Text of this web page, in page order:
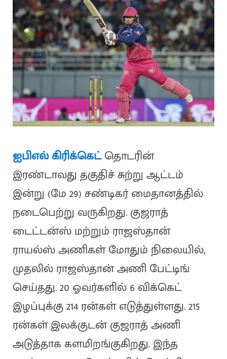
ஐபிஎல்கிரிக்கெட்தொடரின்
இரண்டாவது தகுதிச் சுற்று ஆட்டம்
இன்று (மே 29) சண்டிகர் மைதானத்தில்
நடைபெற்று வருகிறது. குஜராத்
டைட்டன்ஸ் மற்றும் ராஜஸ்தான்
ராயல்ஸ் அணிகள் மோதும் நிலையில்,
முதலில் ராஜஸ்தான் அணி பேட்டிங்
செய்தது. 20 ஓவர்களில் 6 விக்கெட்
இழப்புக்கு 214 ரன்கள் எடுத்துள்ளது. 215
ரன்கள் இலக்குடன் குஜராத் அணி
அடுத்தாக களமிறங்குகிறது. இந்த